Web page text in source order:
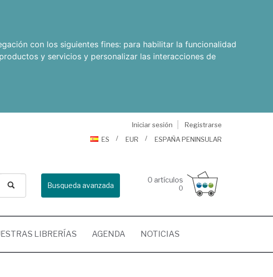
con los siguientes fines: para habilitar la funcionalidad
y servicios y personalizar las interacciones de
Iniciar sesión
Registrarse
ES
EUR ESPAÑA PENINSULAR
Busqueda avanzada
0 artículos
0
LIBRERÍAS AGENDA NOTICIAS